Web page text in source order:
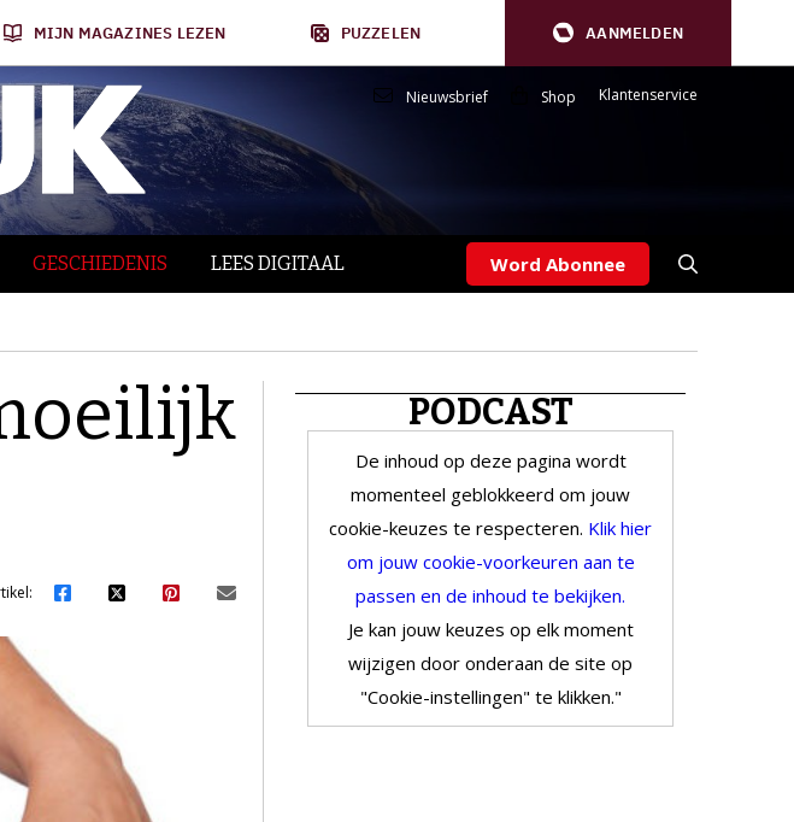
MIJN MAGAZINES LEZEN PUZZELEN AANMELDEN
Nieuwsbrief Shop Klantenservice
GESCHIEDENIS LEES DIGITAAL Word Abonnee
PODCAST
De inhoud op deze pagina wordt
momenteel geblokkeerd om jouw
cookie-keuzes te respecteren. Klik hier
om jouw cookie-voorkeuren aan te
passen en de inhoud te bekijken.
Je kan jouw keuzes op elk moment
wijzigen door onderaan de site op
"Cookie-instellingen" te klikken."